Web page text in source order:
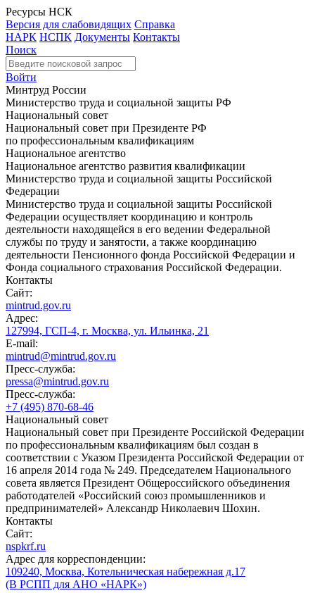
Ресурсы НСК
Версия для слабовидящих Справка
НАРК НСПК Документы Контакты
Поиск
Войти
Минтруд России
Министерство труда и социальной защиты РФ
Национальный совет
Национальный совет при Президенте РФ
по профессиональным квалификациям
Национальное агентство
Национальное агентство развития квалификации
Министерство труда и социальной защиты Российской
Федерации
Министерство труда и социальной защиты Российской
Федерации осуществляет координацию и контроль
деятельности находящейся в его ведении Федеральной
службы по труду и занятости, а также координацию
деятельности Пенсионного фонда Российской Федерации и
Фонда социального страхования Российской Федерации.
Контакты
Сайт:
mintrud.gov.ru
Адрес:
127994, ГСП-4, г. Москва, ул. Ильинка, 21
E-mail:
mintrud@mintrud.gov.ru
Пресс-служба:
pressa@mintrud.gov.ru
Пресс-служба:
+7 (495) 870-68-46
Национальный совет
Национальный совет при Президенте Российской Федерации
по профессиональным квалификациям был создан в
соответствии с Указом Президента Российской Федерации от
16 апреля 2014 года № 249. Председателем Национального
совета является Президент Общероссийского объединения
работодателей «Российский союз промышленников и
предпринимателей» Александр Николаевич Шохин.
Контакты
Сайт:
nspkrf.ru
Адрес для корреспонденции:
109240, Москва, Котельническая набережная д.17
(В РСПП для АНО «НАРК»)